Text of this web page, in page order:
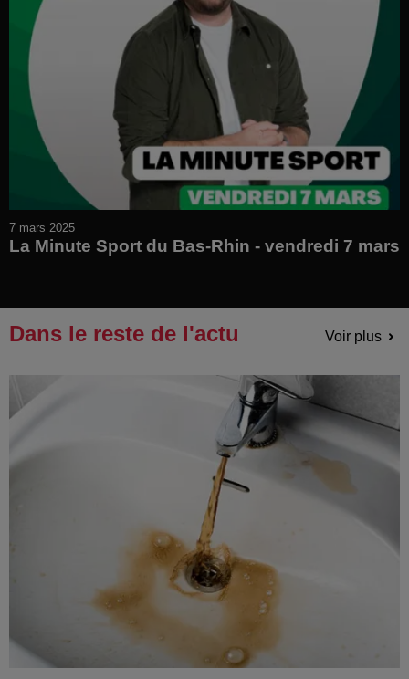
7 mars 2025
La Minute Sport du Bas-Rhin - vendredi 7 mars
Dans le reste de l'actu Voir plus